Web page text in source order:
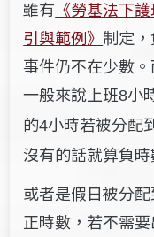
雖有 《勞基法下
引與範例》 制定
事件仍不在少數
一般來說上班8小
的4小時若被分配
沒有的話就算負
或者是假日被分
正時數，若不需